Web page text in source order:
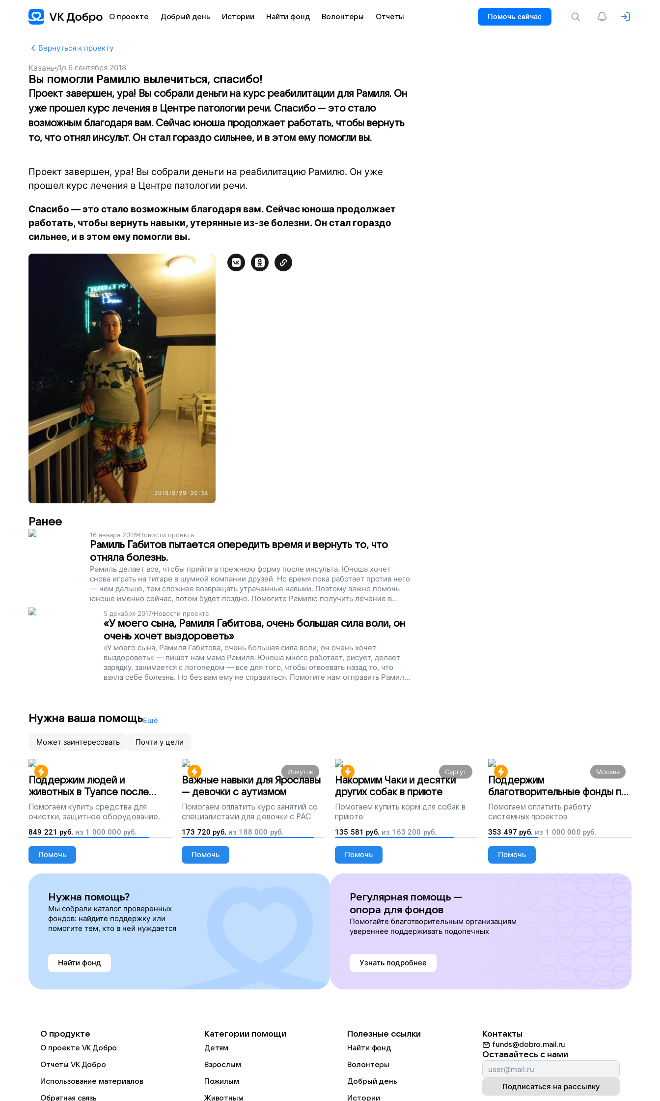
О проекте Добрый день Истории Найти фонд Волонтёры Отчёты Помочь сейчас
Вернуться к проекту
Казань До 6 сентября 2018
Вы помогли Рамилю вылечиться, спасибо!
Проект завершен, ура! Вы собрали деньги на курс реабилитации для Рамиля. Он
уже прошел курс лечения в Центре патологии речи. Спасибо — это стало
возможным благодаря вам. Сейчас юноша продолжает работать, чтобы вернуть
то, что отнял инсульт. Он стал гораздо сильнее, и в этом ему помогли вы.
Проект завершен, ура! Вы собрали деньги на реабилитацию Рамилю. Он уже
прошел курс лечения в Центре патологии речи.
Спасибо — это стало возможным благодаря вам. Сейчас юноша продолжает
работать, чтобы вернуть навыки, утерянные из-зе болезни. Он стал гораздо
сильнее, и в этом ему помогли вы.
Ранее
16 января 2018 Новости проекта
Рамиль Габитов пытается опередить время и вернуть то, что
отняла болезнь.
Рамиль делает все, чтобы прийти в прежнюю форму после инсульта. Юноша хочет
снова играть на гитаре в шумной компании друзей. Но время пока работает против него
— чем дальше, тем сложнее возвращать утраченные навыки. Поэтому важно помочь
юноше именно сейчас, потом будет поздно. Помогите Рамилю получить лечение в
поддержите наш проект!
5 декабря 2017 Новости проекта
«У моего сына, Рамиля Габитова, очень большая сила воли, он
очень хочет выздороветь»
«У моего сына, Рамиля Габитова, очень большая сила воли, он очень хочет
выздороветь» — пишет нам мама Рамиля. Юноша много работает, рисует, делает
зарядку, занимается с логопедом — все для того, чтобы отвоевать назад то, что
взяла себе болезнь. Но без вам ему не справиться. Помогите нам отправить Рамиля
Нужна ваша помощьЕщё
Может заинтересовать Почти у цели
Поддержим людей и
животных в Туапсе после
разлива мазута
Помогаем купить средства для
очистки, защитное оборудование,
лекарства, корм и предметы первой
необходимости
849 221 руб. из 1 000 000 руб.
Помочь
Иркутск
Важные навыки для Ярославы
— девочки с аутизмом
Помогаем оплатить курс занятий со
специалистами для девочки с РАС
173 720 руб. из 188 000 руб.
Помочь
Сургут
Накормим Чаки и десятки
других собак в приюте
Помогаем купить корм для собак в
приюте
135 581 руб. из 163 200 руб.
Помочь
Москва
Поддержим
благотворительные фонды по
всей России
Помогаем оплатить работу
системных проектов
благотворительных организаций
353 497 руб. из 1 000 000 руб.
Помочь
Нужна помощь?
Мы собрали каталог проверенных
фондов: найдите поддержку или
помогите тем, кто в ней нуждается
Найти фонд
Регулярная помощь —
опора для фондов
Помогайте благотворительным организациям
увереннее поддерживать подопечных
Узнать подробнее
О продукте
О проекте VK Добро
Отчеты VK Добро
Использование материалов
Обратная связь
Категории помощи
Детям
Взрослым
Пожилым
Животным
Полезные ссылки
Найти фонд
Волонтеры
Добрый день
Истории
Контакты
funds@dobro.mail.ru
Оставайтесь с нами
Подписаться на рассылку